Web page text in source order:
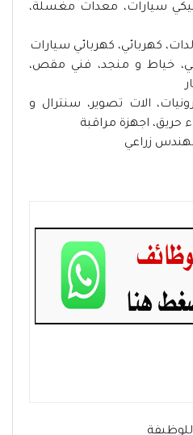
سيارات، معدات مغسلة،
كهربائي، كهربائي سيارات
خياط و منجد، فني مقص،
الات تصوير، سنترال و
حريق، اجهزة مراقبة
زراعي